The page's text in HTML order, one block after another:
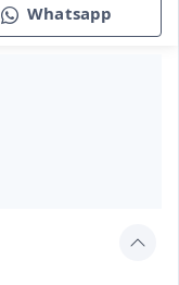
Whatsapp